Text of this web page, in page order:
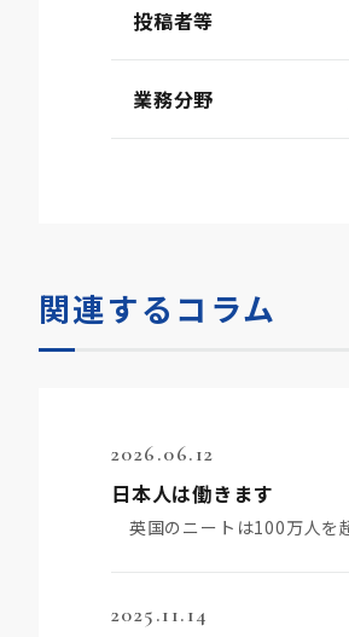
投稿者等
業務分野
関連するコラム
2026.06.12
日本人は働きます
英国のニートは100万人を
2025.11.14